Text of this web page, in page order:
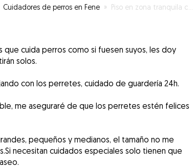
Cuidadores de perros en Fene » Piso en zona tranquila cerca de la Ría
que cuida perros como si fuesen suyos, les doy
solos.
con los perretes, cuidado de guardería 24h.
me aseguraré de que los perretes estén felices
pequeños y medianos, el tamaño no me
necesitan cuidados especiales solo tienen que